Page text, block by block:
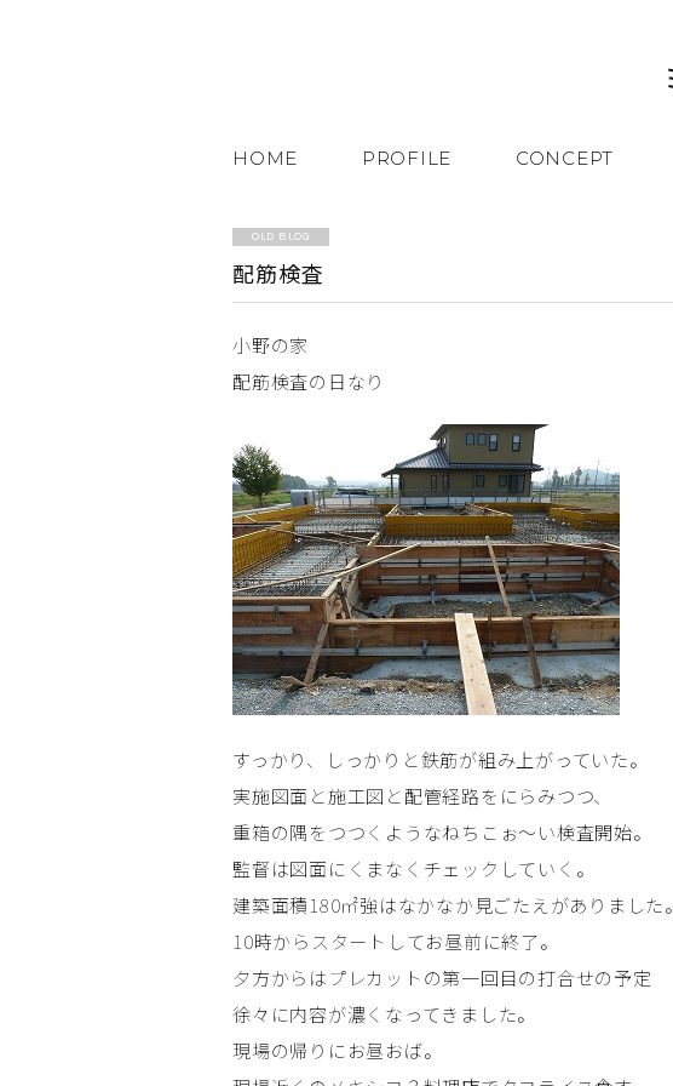
HOME PROFILE CONCEPT
OLD BLOG
配筋検査
小野の家
配筋検査の日なり
すっかり、しっかりと鉄筋が組み上がっていた。
実施図面と施工図と配管経路をにらみつつ、
重箱の隅をつつくようなねちこぉ～い検査開始。
監督は図面にくまなくチェックしていく。
建築面積180㎡強はなかなか見ごたえがありました。
10時からスタートしてお昼前に終了。
夕方からはプレカットの第一回目の打合せの予定
徐々に内容が濃くなってきました。
現場の帰りにお昼おば。